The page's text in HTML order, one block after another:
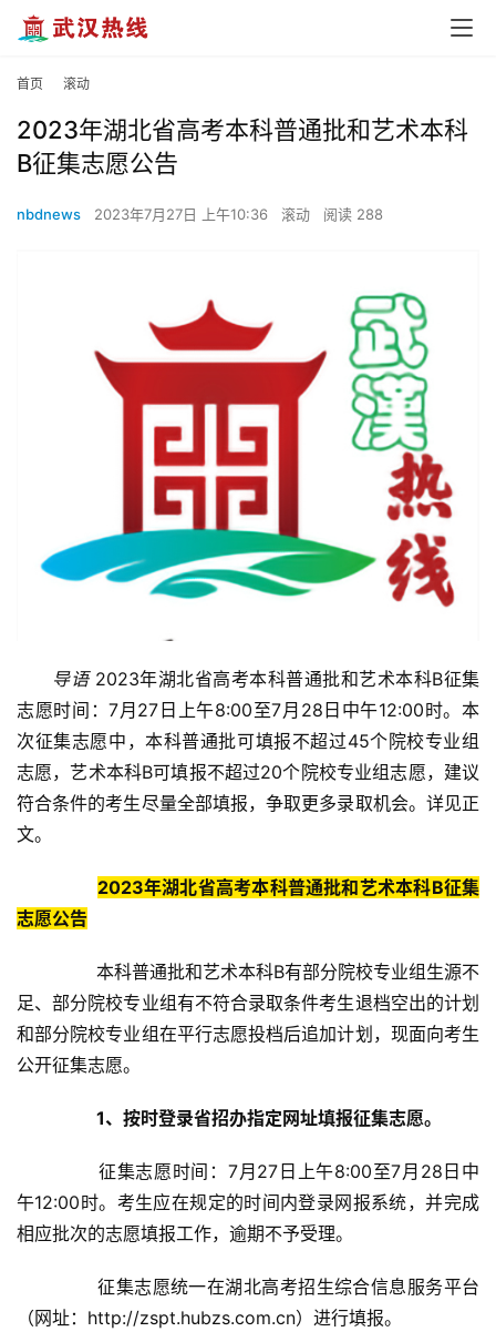
首页 滚动
2023年湖北省高考本科普通批和艺术本科
B征集志愿公告
nbdnews 2023年7月27日 上午10:36 滚动 阅读 288
导语 2023年湖北省高考本科普通批和艺术本科B征集
志愿时间：7月27日上午8:00至7月28日中午12:00时。本
次征集志愿中，本科普通批可填报不超过45个院校专业组
志愿，艺术本科B可填报不超过20个院校专业组志愿，建议
符合条件的考生尽量全部填报，争取更多录取机会。详见正
文。
2023年湖北省高考本科普通批和艺术本科B征集
志愿公告
足、部分院校专业组有不符合录取条件考生退档空出的计划
和部分院校专业组在平行志愿投档后追加计划，现面向考生
公开征集志愿。
1、 按时登录省招办指定网址填报征集志愿。
午12:00时。考生应在规定的时间内登录网报系统，并完成
相应批次的志愿填报工作，逾期不予受理。
（网址：http://zspt.hubzs.com.cn）进行填报。